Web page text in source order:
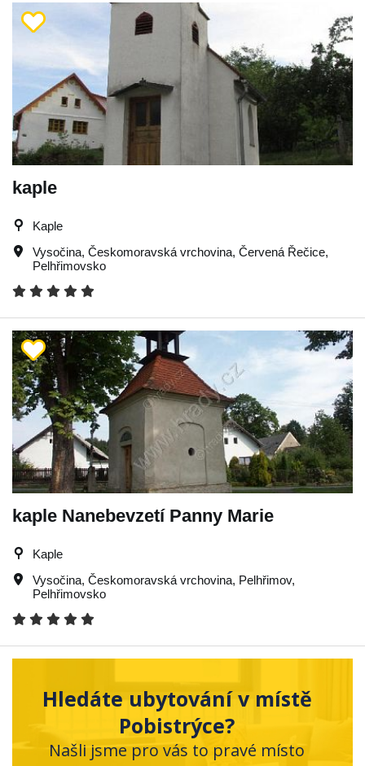
kaple
Kaple
Vysočina, Českomoravská vrchovina, Červená Řečice,
Pelhřimovsko
kaple Nanebevzetí Panny Marie
Kaple
Vysočina, Českomoravská vrchovina, Pelhřimov,
Pelhřimovsko
Hledáte ubytování v místě
Pobistrýce?
Našli jsme pro vás to pravé místo